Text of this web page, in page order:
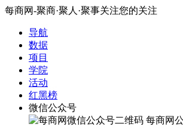
每商网-聚商·聚人·聚事关注您的关注
导航
数据
项目
学院
活动
红黑榜
微信公众号
每商网